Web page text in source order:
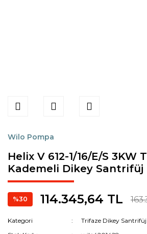
Wilo Pompa
Helix V 612-1/16/E/S 3KW
Kademeli Dikey Santrifüj
%30 114.345,64 TL
Kategori
Trifaze Dikey